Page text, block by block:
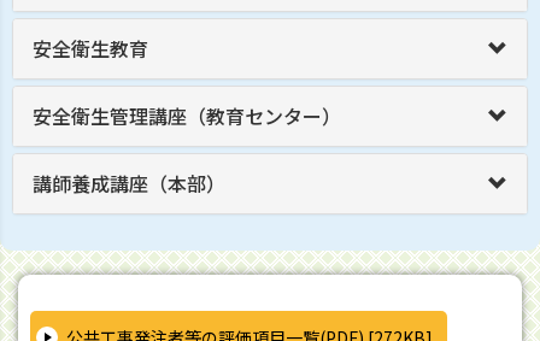
安全衛生教育
安全衛生管理講座（教育センター）
講師養成講座（本部）